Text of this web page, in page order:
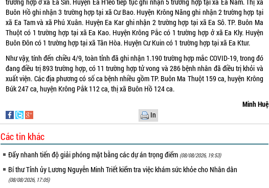
Buôn Hồ ghi nhận 3 trường hợp tại xã Cư Bao. Huyện Krông Năng ghi nhận 2 trường hợp tại
xã Ea Tam và xã Phú Xuân. Huyện Ea Kar ghi nhận 2 trường hợp tại xã Ea Sô. TP. Buôn Ma
Thuột có 1 trường hợp tại xã Ea Kao. Huyện Krông Pắc có 1 trường hợp ở xã Ea Kly. Huyện
Buôn Đôn có 1 trường hợp tại xã Tân Hòa. Huyện Cư Kuin có 1 trường hợp tại xã Ea Ktur.
Như vậy, tính đến chiều 4/9, toàn tỉnh đã ghi nhận 1.190 trường hợp mắc COVID-19, trong đó
đang điều trị 893 trường hợp, có 11 trường hợp tử vong và 286 bệnh nhân đã điều trị khỏi và
xuất viện. Các địa phương có số ca bệnh nhiều gồm TP. Buôn Ma Thuột 159 ca, huyện Krông
Búk 247 ca, huyện Krông Pắk 112 ca, thị xã Buôn Hồ 124 ca.
Minh Huệ
In
Các tin khác
Đẩy nhanh tiến độ giải phóng mặt bằng các dự án trọng điểm (08/08/2026, 19:53)
Bí thư Tỉnh ủy Lương Nguyễn Minh Triết kiểm tra việc khám sức khỏe cho Nhân dân
(08/08/2026, 17:05)